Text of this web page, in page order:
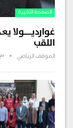
الصفحة الأخيرة
اللقب
الموقف الرياضي 23 نيسان , 2022